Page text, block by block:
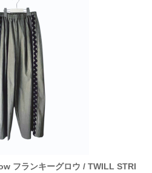
フランキーグロウ / TWILL STRI